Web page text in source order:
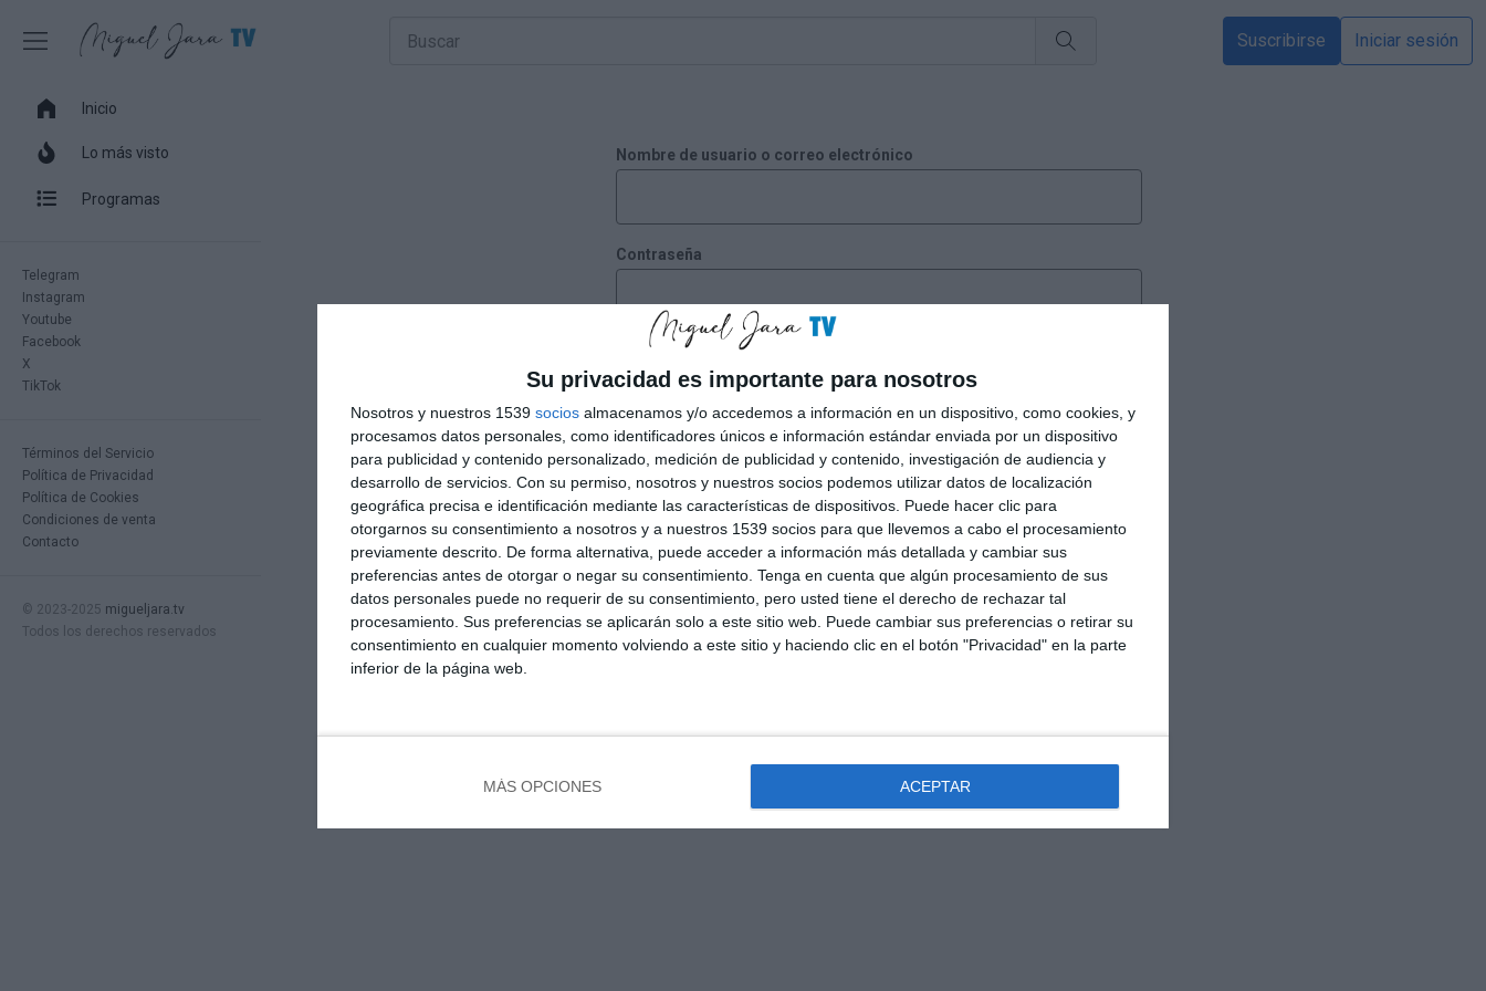
Su privacidad es importante para nosotros
Nosotros y nuestros 1539 socios almacenamos y/o accedemos a información en un dispositivo, como cookies, y
procesamos datos personales, como identificadores únicos e información estándar enviada por un dispositivo
para publicidad y contenido personalizado, medición de publicidad y contenido, investigación de audiencia y
desarrollo de servicios. Con su permiso, nosotros y nuestros socios podemos utilizar datos de localización
geográfica precisa e identificación mediante las características de dispositivos. Puede hacer clic para
otorgarnos su consentimiento a nosotros y a nuestros 1539 socios para que llevemos a cabo el procesamiento
previamente descrito. De forma alternativa, puede acceder a información más detallada y cambiar sus
preferencias antes de otorgar o negar su consentimiento. Tenga en cuenta que algún procesamiento de sus
datos personales puede no requerir de su consentimiento, pero usted tiene el derecho de rechazar tal
procesamiento. Sus preferencias se aplicarán solo a este sitio web. Puede cambiar sus preferencias o retirar su
consentimiento en cualquier momento volviendo a este sitio y haciendo clic en el botón "Privacidad" en la parte
inferior de la página web.
MÁS OPCIONES ACEPTAR
Suscribirse Iniciar sesión
Inicio
Lo más visto
Programas
Telegram
Instagram
Youtube
Facebook
X
TikTok
Términos del Servicio
Política de Privacidad
Política de Cookies
Condiciones de venta
Contacto
© 2023-2025 migueljara.tv
Todos los derechos reservados
Nombre de usuario o correo electrónico
Contraseña
¿Has perdido tu contraseña?